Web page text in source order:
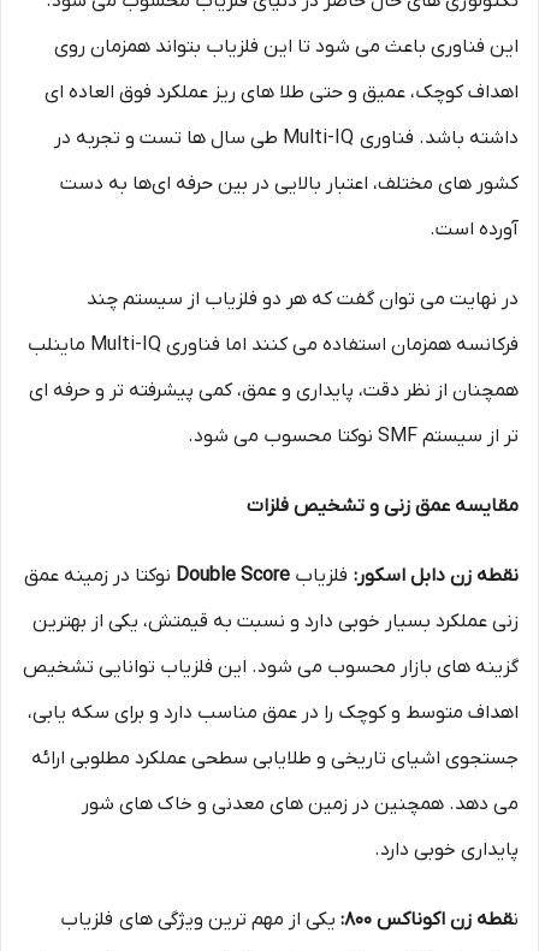
این فناوری باعث می‌ شود تا این فلزیاب بتواند همزمان روی
اهداف کوچک، عمیق و حتی طلا های ریز عملکرد فوق‌ العاده‌ ای
داشته باشد. فناوری Multi-IQ طی سال‌ ها تست و تجربه در
کشور های مختلف، اعتبار بالایی در بین حرفه‌ ای‌ها به دست
آورده است.
در نهایت می توان گفت که هر دو فلزیاب از سیستم چند
فرکانسه همزمان استفاده می‌ کنند اما فناوری Multi-IQ ماینلب
همچنان از نظر دقت، پایداری و عمق، کمی پیشرفته‌ تر و حرفه‌ ای‌
تر از سیستم SMF نوکتا محسوب می‌ شود.
مقایسه عمق زنی و تشخیص فلزات
نقطه زن دابل اسکور: فلزیاب Double Score نوکتا در زمینه عمق‌
زنی عملکرد بسیار خوبی دارد و نسبت به قیمتش، یکی از بهترین
گزینه‌ های بازار محسوب می‌ شود. این فلزیاب توانایی تشخیص
اهداف متوسط و کوچک را در عمق مناسب دارد و برای سکه‌ یابی،
جستجوی اشیای تاریخی و طلا‌یابی سطحی عملکرد مطلوبی ارائه
می‌ دهد. همچنین در زمین‌ های معدنی و خاک‌ های شور
پایداری خوبی دارد.
نقطه زن اکوناکس 800:
یکی از مهم‌ ترین ویژگی‌ های فلزیاب